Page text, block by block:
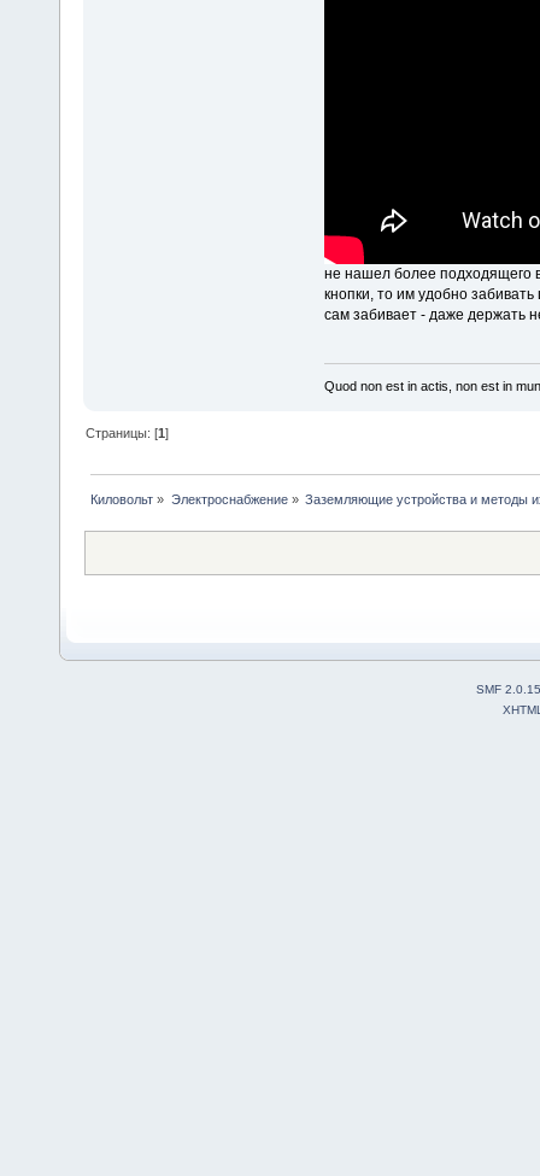
не нашел более подходящего
кнопки, то им удобно
сам забивает - даже держать
Quod non est in actis, non est in
Страницы: [1]
Киловольт » Электроснабжение» Заземляющие устройства и методы
SMF 2.0.15